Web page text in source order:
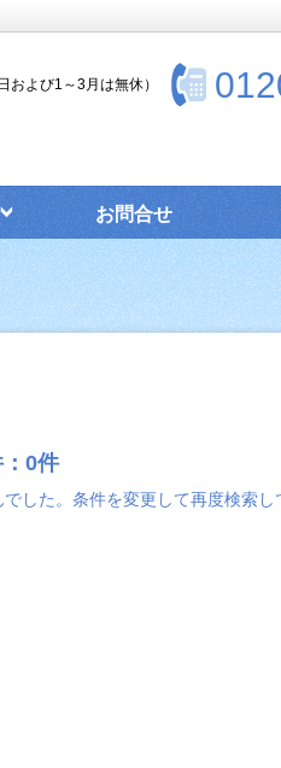
よび1～3月は無休）
お問合せ
0件
した。条件を変更して再度検索し